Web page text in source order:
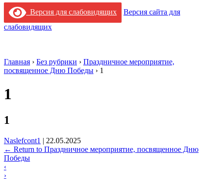
Версия для слабовидящих
Версия сайта для
слабовидящих
Главная › Без рубрики › Праздничное мероприятие,
посвященное Дню Победы › 1
1
1
Naslefcont1 | 22.05.2025
← Return to Праздничное мероприятие, посвященное Дню
Победы
‹
›